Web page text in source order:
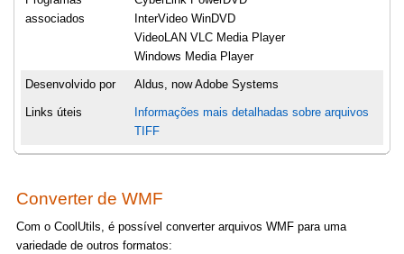
associados
InterVideo WinDVD
VideoLAN VLC Media Player
Windows Media Player
Desenvolvido por Aldus, now Adobe Systems
Links úteis
Informações mais detalhadas sobre arquivos
TIFF
Converter de WMF
Com o CoolUtils, é possível converter arquivos WMF para uma
variedade de outros formatos: